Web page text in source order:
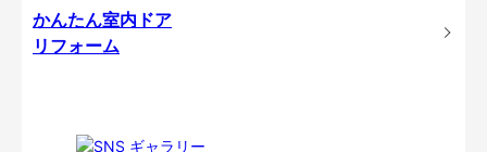
かんたん室内ドア
リフォーム